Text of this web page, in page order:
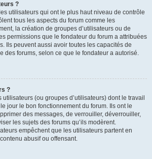
?
utilisateurs qui ont le plus haut niveau de contrôle
tous les aspects du forum comme les
la création de groupes d’utilisateurs ou de
permissions que le fondateur du forum a attribuées
Ils peuvent aussi avoir toutes les capacités de
des forums, selon ce que le fondateur a autorisé.
?
utilisateurs (ou groupes d’utilisateurs) dont le travail
jour le bon fonctionnement du forum. Ils ont le
des messages, de verrouiller, déverrouiller,
les sujets des forums qu’ils modèrent.
empêchent que les utilisateurs partent en
abusif ou offensant.